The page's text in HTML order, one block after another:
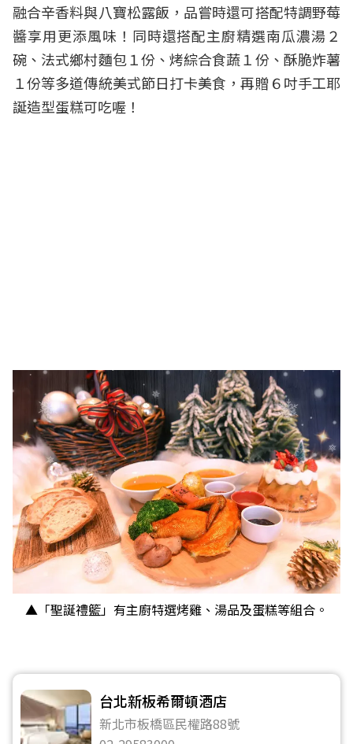
融合辛香料與八寶松露飯，品嘗時還可搭配特調野莓
醬享用更添風味！同時還搭配主廚精選南瓜濃湯２
碗、法式鄉村麵包１份、烤綜合食蔬１份、酥脆炸薯
１份等多道傳統美式節日打卡美食，再贈６吋手工耶
誕造型蛋糕可吃喔！
▲「聖誕禮籃」有主廚特選烤雞、湯品及蛋糕等組合。
台北新板希爾頓酒店
新北市板橋區民權路88號